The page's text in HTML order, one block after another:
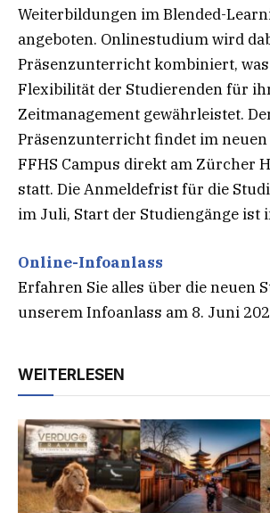
Weiterbildungen im Blended-
angeboten. Onlinestudium wird
Präsenzunterricht kombiniert,
Flexibilität der Studierenden für
Zeitmanagement gewährleistet.
Präsenzunterricht findet im neuen
FFHS Campus direkt am Zürcher
statt. Die Anmeldefrist für die
im Juli, Start der Studiengänge ist
Online-Infoanlass
Erfahren Sie alles über die neuen
unserem Infoanlass am 8. Juni
WEITERLESEN